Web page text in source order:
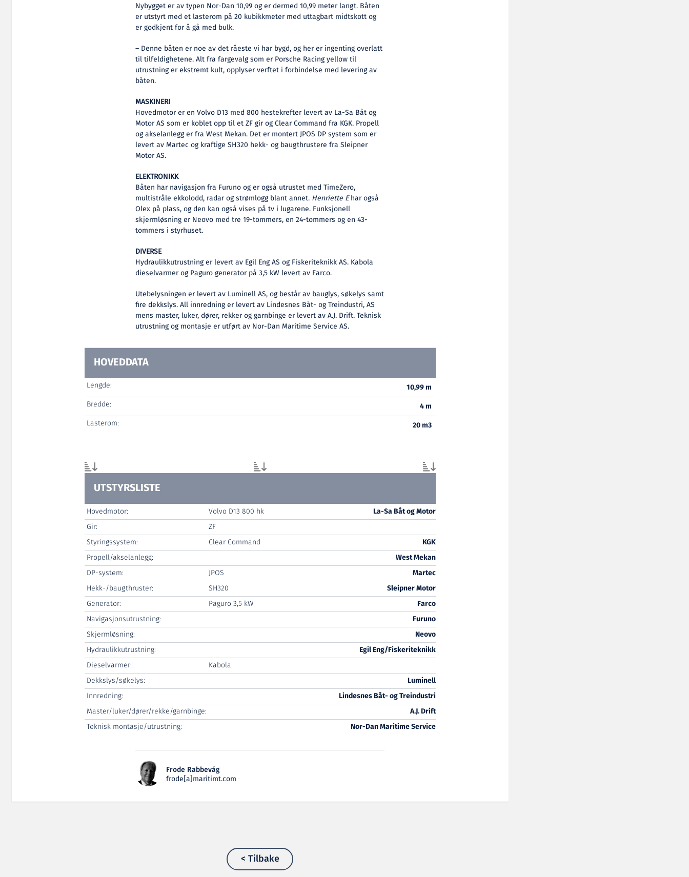
Nybygget er av typen Nor-Dan 10,99 og er dermed 10,99 meter langt. Båten
er utstyrt med et lasterom på 20 kubikkmeter med uttagbart midtskott og
er godkjent for å gå med bulk.
– Denne båten er noe av det råeste vi har bygd, og her er ingenting overlatt
til tilfeldighetene. Alt fra fargevalg som er Porsche Racing yellow til
utrustning er ekstremt kult, opplyser verftet i forbindelse med levering av
båten.
MASKINERI
Hovedmotor er en Volvo D13 med 800 hestekrefter levert av La-Sa Båt og
Motor AS som er koblet opp til et ZF gir og Clear Command fra KGK. Propell
og akselanlegg er fra West Mekan. Det er montert JPOS DP system som er
levert av Martec og kraftige SH320 hekk- og baugthrustere fra Sleipner
Motor AS.
ELEKTRONIKK
Båten har navigasjon fra Furuno og er også utrustet med TimeZero,
multistråle ekkolodd, radar og strømlogg blant annet. Henriette Ehar også
Olex på plass, og den kan også vises på tv i lugarene. Funksjonell
skjermløsning er Neovo med tre 19-tommers, en 24-tommers og en 43-
tommers i styrhuset.
DIVERSE
Hydraulikkutrustning er levert av Egil Eng AS og Fiskeriteknikk AS. Kabola
dieselvarmer og Paguro generator på 3,5 kW levert av Farco.
Utebelysningen er levert av Luminell AS, og består av bauglys, søkelys samt
fire dekkslys. All innredning er levert av Lindesnes Båt- og Treindustri, AS
mens master, luker, dører, rekker og garnbinge er levert av A.J. Drift. Teknisk
utrustning og montasje er utført av Nor-Dan Maritime Service AS.
HOVEDDATA
Lengde:
10,99 m
Bredde:
4 m
Lasterom:
20 m3
UTSTYRSLISTE
Hovedmotor: Volvo D13 800 hk
La-Sa Båt og Motor
Gir:
ZF
Styringssystem:
Clear Command
KGK
Propell/akselanlegg:
West Mekan
DP-system:
JPOS
Martec
Hekk-/baugthruster:
SH320
Sleipner Motor
Generator:
Paguro 3,5 kW
Farco
Navigasjonsutrustning:
Furuno
Skjermløsning:
Neovo
Hydraulikkutrustning:
Egil Eng/Fiskeriteknikk
Dieselvarmer:
Kabola
Dekkslys/søkelys:
Luminell
Innredning:
Lindesnes Båt- og Treindustri
Master/luker/dører/rekke/garnbinge:
A.J. Drift
Teknisk montasje/utrustning:
Nor-Dan Maritime Service
Frode Rabbevåg
frode[a]maritimt.com
< Tilbake